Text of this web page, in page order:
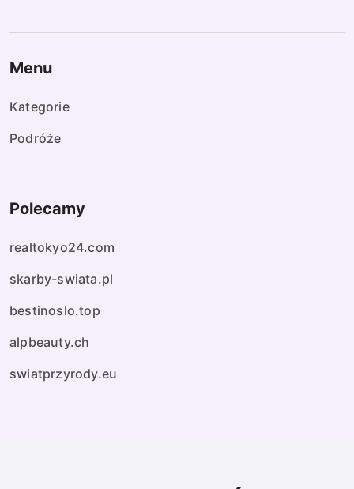
Menu
Kategorie
Podróże
Polecamy
realtokyo24.com
skarby-swiata.pl
bestinoslo.top
alpbeauty.ch
swiatprzyrody.eu